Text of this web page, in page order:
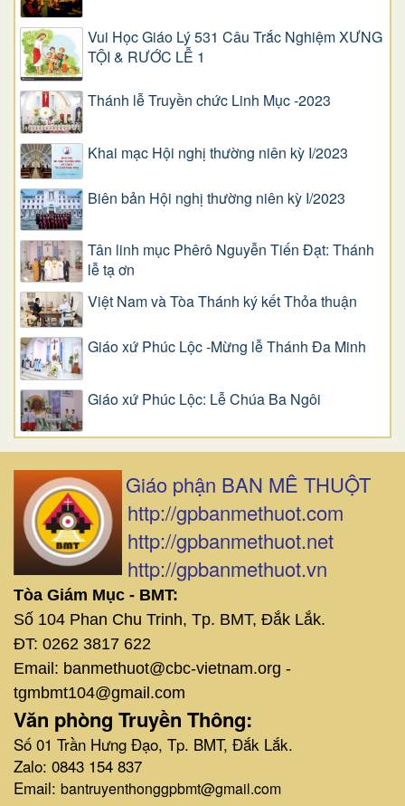
Vui Học Giáo Lý 531 Câu Trắc Nghiệm XƯNG
TỘI & RƯỚC LỄ 1
Thánh lễ Truyền chức Linh Mục -2023
Khai mạc Hội nghị thường niên kỳ I/2023
Biên bản Hội nghị thường niên kỳ I/2023
Tân linh mục Phêrô Nguyễn Tiến Đạt: Thánh
lễ tạ ơn
Việt Nam và Tòa Thánh ký kết Thỏa thuận
Giáo xứ Phúc Lộc -Mừng lễ Thánh Đa Minh
Giáo xứ Phúc Lộc: Lễ Chúa Ba Ngôi
Giáo phận BAN MÊ THUỘT
http://gpbanmethuot.com
http://gpbanmethuot.net
http://gpbanmethuot.vn
Tòa Giám Mục - BMT:
Số 104 Phan Chu Trinh, Tp. BMT, Đắk Lắk.
ĐT: 0262 3817 622
Email: banmethuot@cbc-vietnam.org -
tgmbmt104@gmail.com
Văn phòng Truyền Thông:
Số 01 Trần Hưng Đạo, Tp. BMT, Đắk Lắk.
Zalo: 0843 154 837
Email: bantruyenthonggpbmt@gmail.com